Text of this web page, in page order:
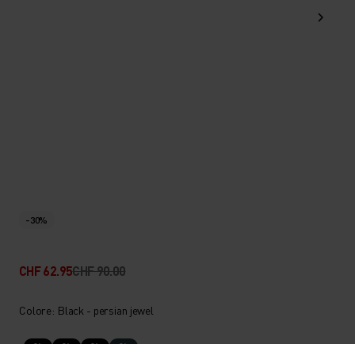
-30%
CHF 62.95CHF 90.00
Colore: Black - persian jewel